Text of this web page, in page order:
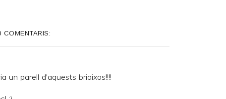
COMENTARIS:
un parell d'aquests brioixos!!!!